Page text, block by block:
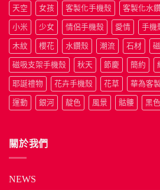
天空 女孩 客製化手機殼 客製化水
小米 少女 情侶手機殼 愛情 手機
木紋 櫻花 水鑽殼 潮流 石材
磁吸支架手機殼 秋天 節慶 簡約
耶誕禮物 花卉手機殼 花草 華為客
運動 銀河 靛色 風景 骷髏 黑色
關於我們
NEWS